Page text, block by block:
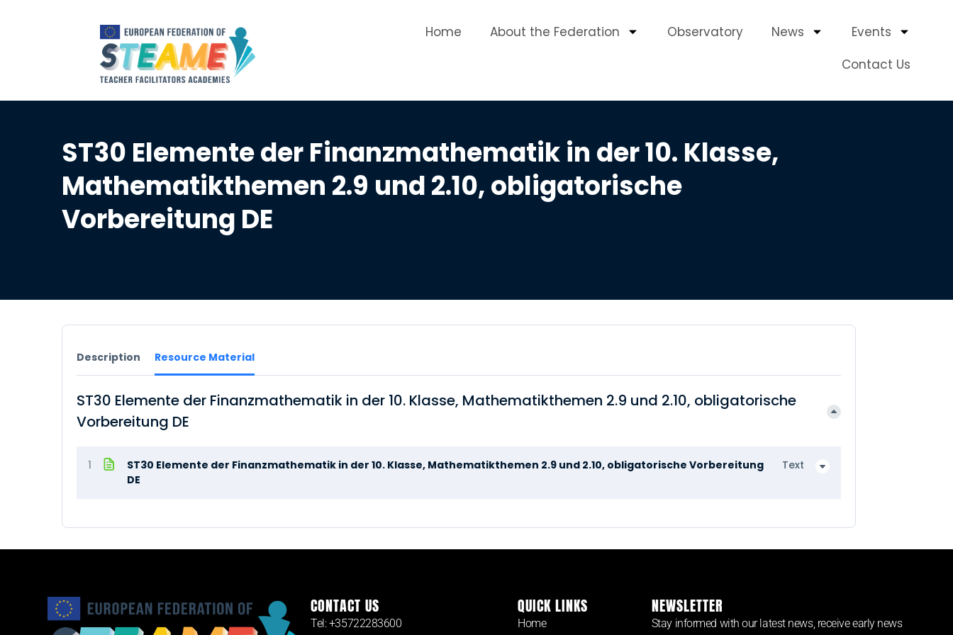
Home About the Federation Observatory News
Events
Contact Us
ST30 Elemente der Finanzmathematik in der 10. Klasse,
Mathematikthemen 2.9 und 2.10, obligatorische
Vorbereitung DE
Description Resource Material
ST30 Elemente der Finanzmathematik in der 10. Klasse, Mathematikthemen 2.9 und 2.10, obligatorische
Vorbereitung DE
1
ST30 Elemente der Finanzmathematik in der 10. Klasse, Mathematikthemen 2.9 und 2.10, obligatorische Vorbereitung
DE
Text
CONTACT US
Tel: +35722283600
QUICK LINKS
Home
NEWSLETTER
Stay informed with our latest news, receive early news